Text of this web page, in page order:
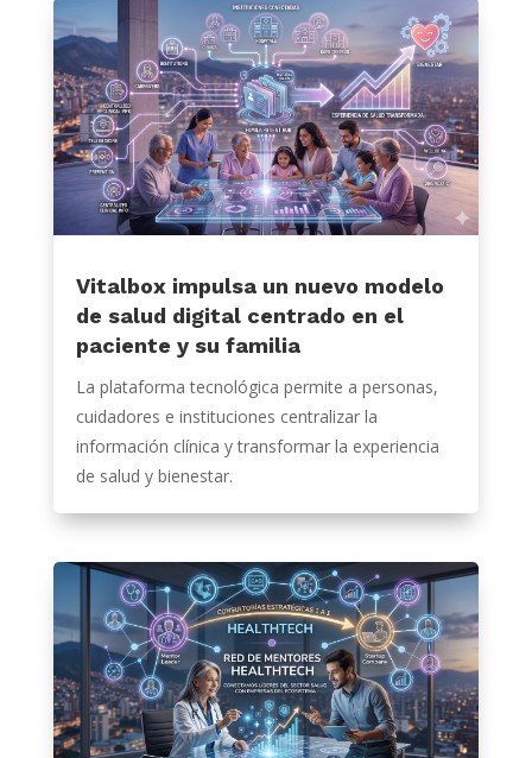
Vitalbox impulsa un nuevo modelo
de salud digital centrado en el
paciente y su familia
La plataforma tecnológica permite a personas,
cuidadores e instituciones centralizar la
información clínica y transformar la experiencia
de salud y bienestar.